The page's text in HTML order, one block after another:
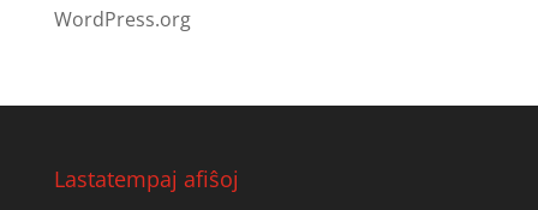
WordPress.org
Lastatempaj afiŝoj